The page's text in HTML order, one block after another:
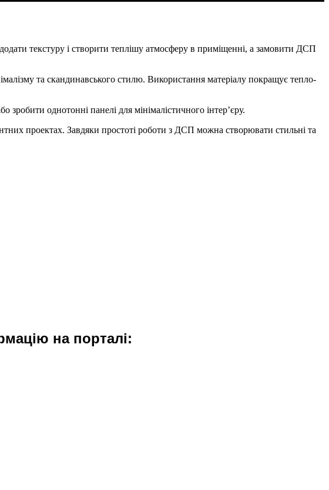
текстуру і створити теплішу атмосферу в приміщенні, а замовити ДСП
та скандинавського стилю. Використання матеріалу покращує тепло-
однотонні панелі для мінімалістичного інтер’єру.
проектах. Завдяки простоті роботи з ДСП можна створювати стильні та
на порталі: